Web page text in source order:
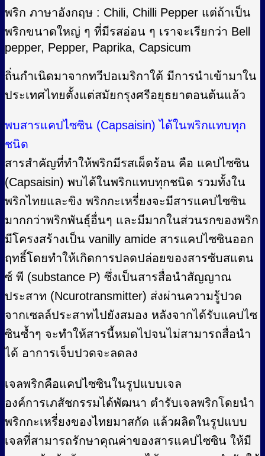
พริก ภาษาอังกฤษ : Chili, Chilli Pepper แต่ถ้าเป็น
พริกขนาดใหญ่ ๆ ที่มีรสอ่อน ๆ เราจะเรียกว่า Bell
pepper, Pepper, Paprika, Capsicum
ถิ่นกำเนิดมาจากทวีปอเมริกาใต้ มีการนำเข้ามาใน
ประเทศไทยตั้งแต่สมัยกรุงศรีอยุธยาตอนต้นแล้ว
พบสารแคปไซซิน (Capsaisin) ได้ในพริกแทบทุก
ชนิด
สารสำคัญที่ทำให้พริกมีรสเผ็ดร้อน คือ แคปไซซิน
(Capsaisin) พบได้ในพริกแทบทุกชนิด รวมทั้งใน
พริกไทยและขิง พริกกะเหรี่ยงจะมีสารแคปไซซิน
มากกว่าพริกพันธุ์อื่นๆ และมีมากในส่วนรกของพริก
มีโครงสร้างเป็น vanilly amide สารแคปไซซินออก
ฤทธิ์โดยทำให้เกิดการปลดปล่อยของสารซับสแตน
ซ์ พี (substance P) ซึ่งเป็นสารสื่อนำสัญญาณ
ประสาท (Ncurotransmitter) ส่งผ่านความรู้ปวด
จากเซลล์ประสาทไปยังสมอง หลังจากได้รับแคปไซ
ซินซ้ำๆ จะทำให้สารนี้หมดไปจนไม่สามารถสื่อนำ
ได้ อาการเจ็บปวดจะลดลง
เจลพริกคือแคปไซซินในรูปแบบเจล
องค์การเภสัชกรรมได้พัฒนา ตำรับเจลพริกโดยนำ
พริกกะเหรี่ยงของไทยมาสกัด แล้วผลิตในรูปแบบ
เจลที่สามารถรักษาคุณค่าของสารแคปไซซิน ให้มี